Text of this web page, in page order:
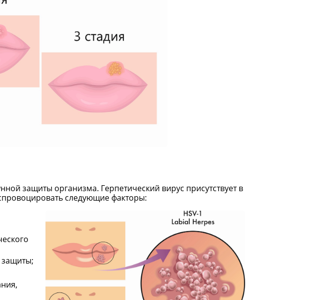
защиты организма. Герпетический вирус присутствует в
следующие факторы: